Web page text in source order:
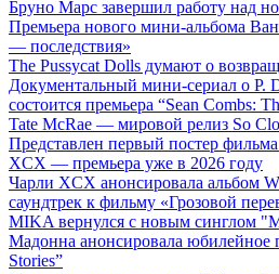
Бруно Марс завершил работу над
Премьера нового мини-альбома
— последствия»
The Pussycat Dolls думают о
Документальный мини-сериал о P.
состоится премьера “Sean Combs:
Tate McRae — мировой релиз So
Представлен первый постер
XCX — премьера уже в 2026 году
Чарли XCX анонсировала альбом
саундтрек к фильму «Грозовой
MIKA вернулся с новым синглом
Мадонна анонсировала юбилейное
Stories”